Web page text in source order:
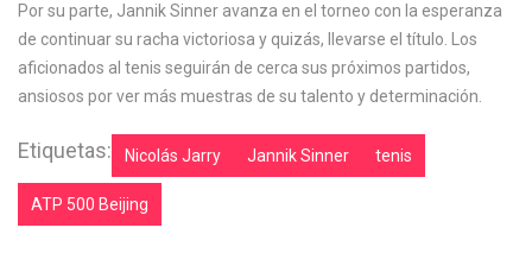
Por su parte, Jannik Sinner avanza en el torneo con la esperanza
de continuar su racha victoriosa y quizás, llevarse el título. Los
aficionados al tenis seguirán de cerca sus próximos partidos,
ansiosos por ver más muestras de su talento y determinación.
Etiquetas: Nicolás Jarry Jannik Sinner tenis
ATP 500 Beijing